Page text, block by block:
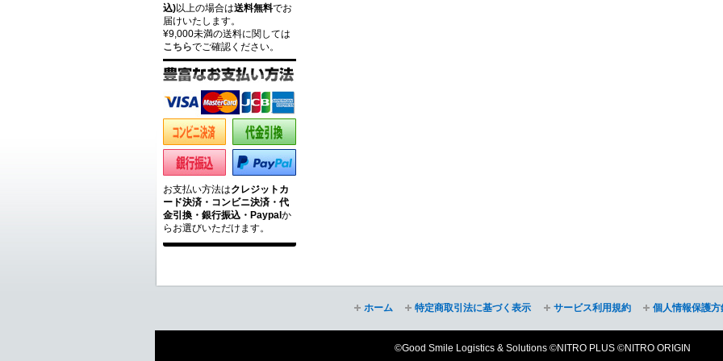
込)以上の場合は送料無料でお
届けいたします。
¥9,000未満の送料に関しては
こちらでご確認ください。
お支払い方法はクレジットカ
ード決済・コンビニ決済・代
金引換・銀行振込・Paypalか
らお選びいただけます。
ホーム 特定商取引法に基づく表示 サービス利用規約 個人情報保護方
©Good Smile Logistics & Solutions ©NITRO PLUS ©NITRO ORIGIN